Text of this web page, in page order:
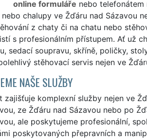
online formuláře nebo telefonátem
chalupy ve Žďáru nad Sázavou
z chaty či na chatu nebo
s profesionálním přístupem. Ať už
sedací soupravu, skříně, poličky,
stěhovací servis nejen ve
NAŠE SLUŽBY
zajišťuje komplexní služby nejen ve
ze Žďáru nad Sázavou nebo po
ale poskytujeme profesionální,
poskytovaných přepravních a